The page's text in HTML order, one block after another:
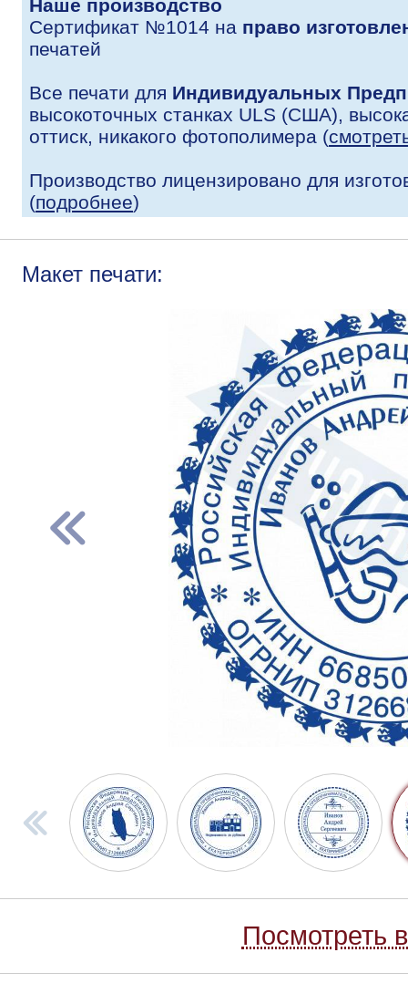
Наше производство
Сертификат №1014 на право
печатей
Все печати для Индивидуальных
высокоточных станках ULS (США),
оттиск, никакого фотополимера (
Производство лицензировано для
(подробнее)
Макет печати:
Посмотреть